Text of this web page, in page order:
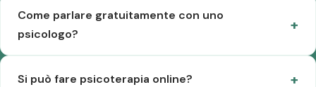
Come parlare gratuitamente con uno
psicologo?
Si può fare psicoterapia online?